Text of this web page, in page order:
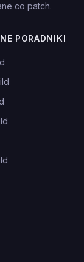
co patch.
PORADNIKI